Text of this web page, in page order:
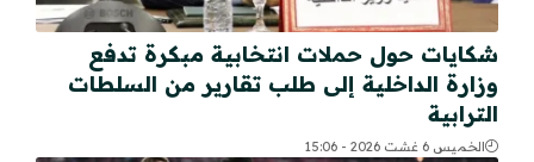
شكايات حول حملات انتخابية مبكرة تدفع
وزارة الداخلية إلى طلب تقارير من السلطات
الترابية
الخميس 6 غشت 2026 - 15:06